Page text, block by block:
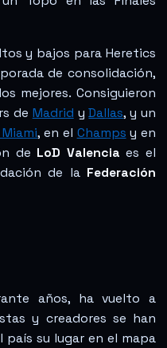
y bajos para Heretics
de consolidación,
mejores. Consiguieron
de Madrid yDallas, y un
, en el Champs y en
de LoD Valencia es el
de la Federación
años, ha vuelto a
y creadores se han
país su lugar en el mapa